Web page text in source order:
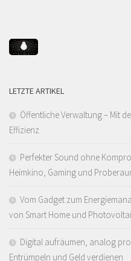
LETZTE ARTIKEL
Öffentliche Verwaltung – Mit
Effizienz
Perfekter Sound ohne
Heimkino, Gaming und
Vom Gadget zum
von Smart Home und
Digital aufräumen, analog
Entrümpeln und Geld verdienen